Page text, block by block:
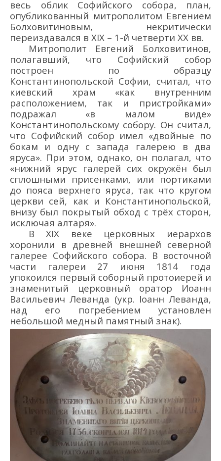
весь облик Софийского собора, план,
опубликованный митрополитом Евгением
Болховитиновым, некритически
переиздавался в XIX – 1-й четверти XX вв.
Митрополит Евгений Болховитинов,
полагавший, что Софийский собор
построен по образцу
Константинопольской Софии, считал, что
киевский храм «как внутренним
расположением, так и пристройками»
подражал «в малом виде»
Константинопольскому собору. Он считал,
что Софийский собор имел «двойные по
бокам и одну с запада галерею в два
яруса». При этом, однако, он полагал, что
«нижний ярус галерей сих окружён был
сплошными присенками, или портиками
до пояса верхнего яруса, так что кругом
церкви сей, как и Константинопольской,
внизу был покрытый обход с трёх сторон,
исключая алтаря».
В XIX веке церковных иерархов
хоронили в древней внешней северной
галерее Софийского собора. В восточной
части галереи 27 июня 1814 года
упокоился первый соборный протоиерей и
знаменитый церковный оратор Иоанн
Васильевич Леванда (укр. Іоанн Леванда,
над его погребением установлен
небольшой медный памятный знак).